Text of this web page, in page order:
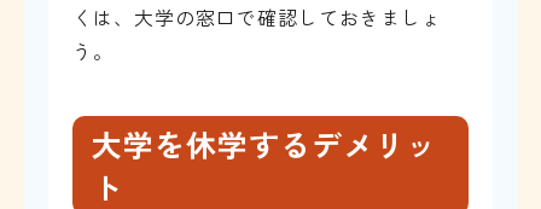
くは、大学の窓口で確認しておきましょ
う。
大学を休学するデメリッ
ト